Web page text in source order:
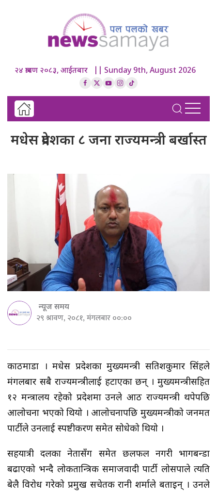
२४ श्रावण २०८३, आईतबार || Sunday 9th, August 2026
मधेस प्रदेशका ८ जना राज्यमन्त्री बर्खास्त
न्यूज समय
२९ श्रावण, २०८१, मंगलबार ००:००
काठमाडौं । मधेस प्रदेशका मुख्यमन्त्री सतिशकुमार सिंहले
मंगलबार सबै राज्यमन्त्रीलाई हटाएका छन् । मुख्यमन्त्रीसहित
१२ मन्त्रालय रहेको प्रदेशमा उनले आठ राज्यमन्त्री थपेपछि
आलोचना भएको थियो । आलोचनापछि मुख्यमन्त्रीको जनमत
पार्टीले उनलाई स्पष्टीकरण समेत सोधेको थियो ।
सहयात्री दलका नेतासँग समेत छलफल नगरी भागबन्डा
बढाएको भन्दै लोकतान्त्रिक समाजवादी पार्टी लोसपाले त्यति
बेलै विरोध गरेको प्रमुख सचेतक रानी शर्माले बताइन् । उनले